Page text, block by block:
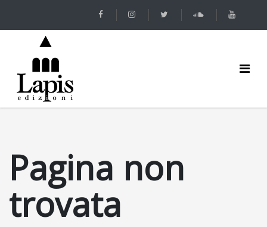
Pagina non
trovata